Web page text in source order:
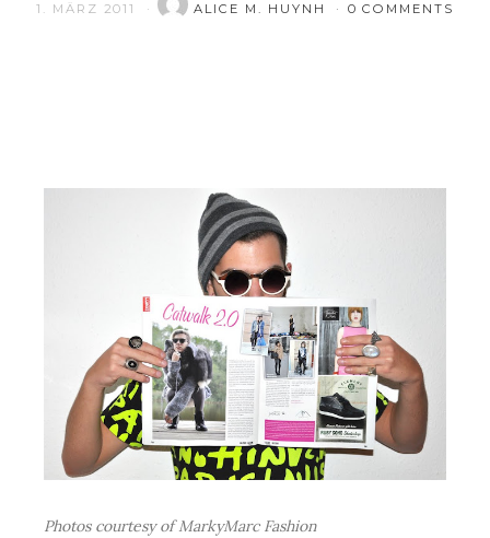
1. MÄRZ 2011 ALICE M. HUYNH 0 COMMENTS
Photos courtesy of MarkyMarc Fashion